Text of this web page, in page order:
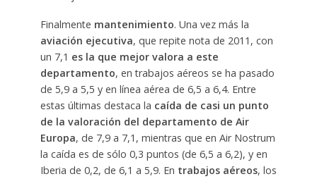
Finalmente mantenimiento. Una vez más la
aviación ejecutiva, que repite nota de 2011, con
un 7,1 es la que mejor valora a este
departamento, en trabajos aéreos se ha pasado
de 5,9 a 5,5 y en línea aérea de 6,5 a 6,4. Entre
estas últimas destaca la caída de casi un punto
de la valoración del departamento de Air
Europa, de 7,9 a 7,1, mientras que en Air Nostrum
la caída es de sólo 0,3 puntos (de 6,5 a 6,2), y en
Iberia de 0,2, de 6,1 a 5,9. En trabajos aéreos, los